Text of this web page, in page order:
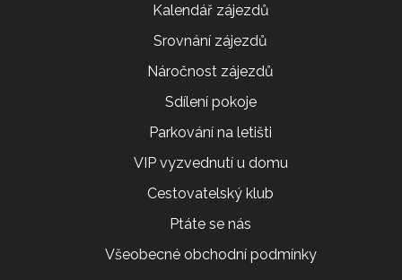
Kalendář zájezdů
Srovnání zájezdů
Náročnost zájezdů
Sdílení pokoje
Parkování na letišti
VIP vyzvednutí u domu
Cestovatelský klub
Ptáte se nás
Všeobecné obchodní podmínky